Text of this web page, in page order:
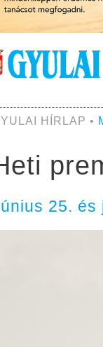
HÍRLAP •
25. és